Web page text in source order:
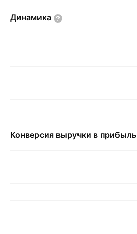
Динамика
Конверсия выручки в прибыль